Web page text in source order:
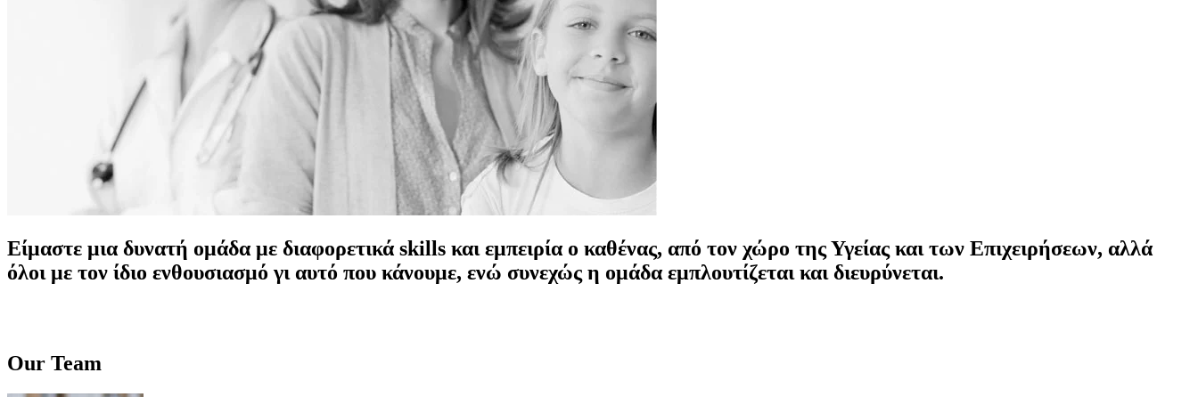
Είμαστε μια δυνατή ομάδα με διαφορετικά skills και εμπειρία ο καθένας, από τον χώρο της Υγείας και των Επιχειρήσεων, αλλά
όλοι με τον ίδιο ενθουσιασμό γι αυτό που κάνουμε, ενώ συνεχώς η ομάδα εμπλουτίζεται και διευρύνεται.
Our Team